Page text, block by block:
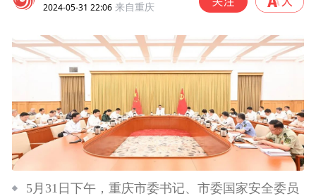
2024-05-31 22:06 来自重庆
5月31日下午，重庆市委书记、市委国家安全委员